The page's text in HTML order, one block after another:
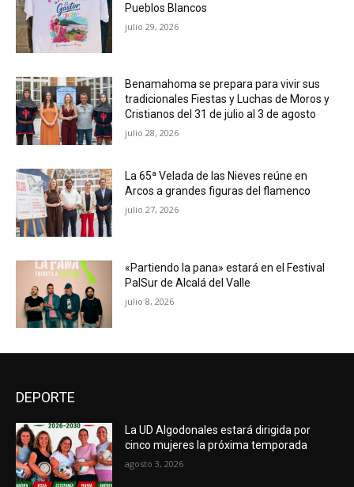
Pueblos Blancos
julio 29, 2026
Benamahoma se prepara para vivir sus
tradicionales Fiestas y Luchas de Moros y
Cristianos del 31 de julio al 3 de agosto
julio 28, 2026
La 65ª Velada de las Nieves reúne en
Arcos a grandes figuras del flamenco
julio 27, 2026
«Partiendo la pana» estará en el Festival
PalSur de Alcalá del Valle
julio 8, 2026
DEPORTE
La UD Algodonales estará dirigida por
cinco mujeres la próxima temporada
agosto 3, 2026